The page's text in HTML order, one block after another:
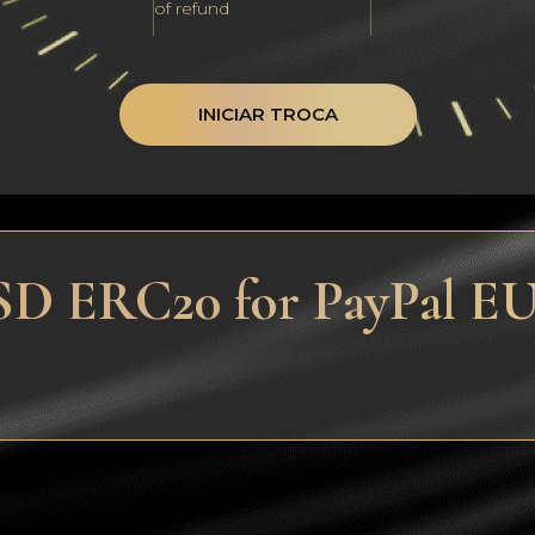
of refund
INICIAR TROCA
ERC20 for PayPal